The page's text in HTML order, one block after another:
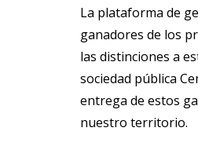
La plataforma de
ganadores de los
las distinciones a
sociedad pública
entrega de estos
nuestro territorio.